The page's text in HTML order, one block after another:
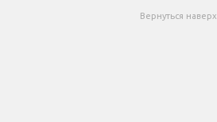
Вернуться наверх